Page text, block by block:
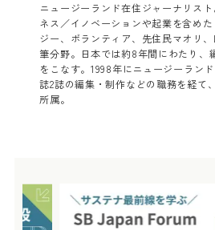
ニュージーランド在住ジャーナリス
ネス／イノベーションや起業を含め
ジー、ボランティア、先住民マオリ
筆分野。日本では約8年間にわたり、
をこなす。1998年にニュージーラン
誌2誌の編集・制作などの職務を経て
所属。